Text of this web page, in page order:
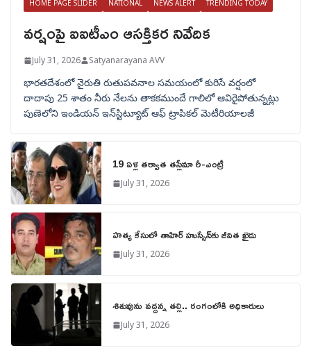
HOME PAGE SLIDER NATIONAL NEWS ALERT TRENDING TODAY
వర్షంపై ఐఐటీఎం ఆసక్తికర నివేదిక
July 31, 2026 Satyanarayana AVV
భారతదేశంలో నైరుతి రుతుపవనాల సమయంలో కురిసే వర్షంలో
దాదాపు 25 శాతం నీరు నేలను తాకకముందే గాలిలో ఆవిరైపోతున్నట్లు
పుణెలోని ఇండియన్ ఇన్‌స్టిట్యూట్ ఆఫ్ ట్రాపికల్ మెటీరియాలజీ
19 ఏళ్ల తర్వాత తస్లీమా రీ-ఎంట్రీ
July 31, 2026
హత్య కేసులో తాహిర్ హుస్సేన్‌కు జీవిత ఖైదు
July 31, 2026
శిశువును వద్దన్న తల్లి.. రంగంలోకి అధికారులు
July 31, 2026